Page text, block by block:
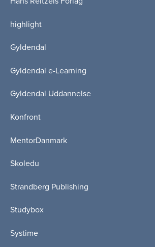
highlight
Gyldendal
Gyldendal e-Learning
Gyldendal Uddannelse
Konfront
MentorDanmark
Skoledu
Strandberg Publishing
Studybox
Systime